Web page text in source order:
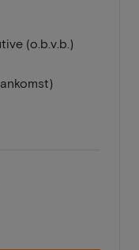
(o.b.v.b.)